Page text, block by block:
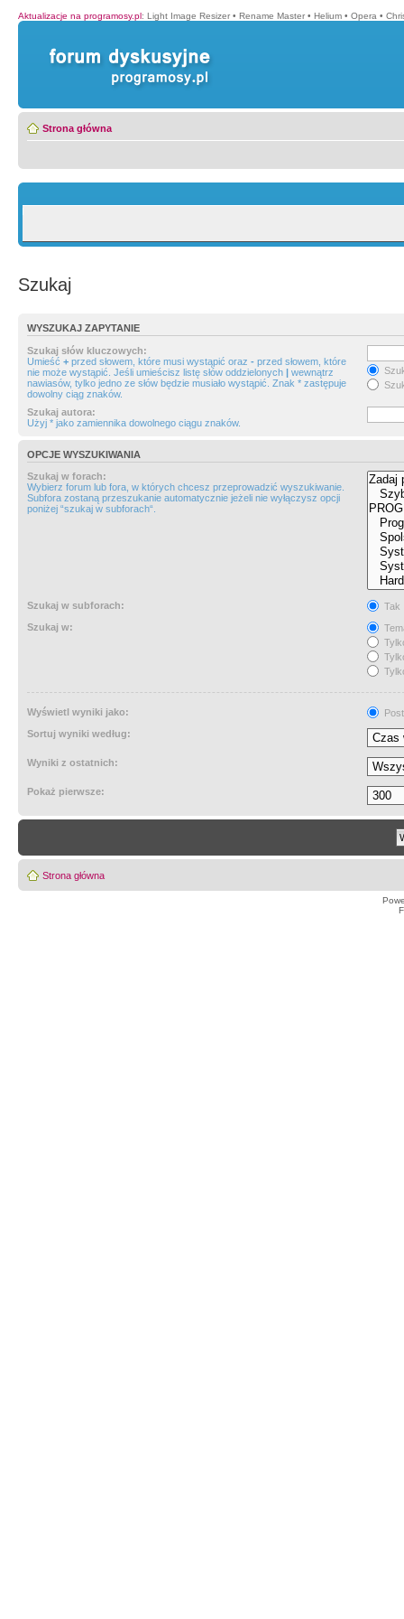
Aktualizacje na programosy.pl: Light Image Resizer • Rename Master • Helium • Opera •
Strona główna
Szukaj
WYSZUKAJ ZAPYTANIE
Szukaj słów kluczowych:
Umieść + przed słowem, które musi wystąpić oraz - przed słowem, które
nie może wystąpić. Jeśli umieścisz listę słów oddzielonych | wewnątrz
nawiasów, tylko jedno ze słów będzie musiało wystąpić. Znak * zastępuje
dowolny ciąg znaków.
Szukaj autora:
Użyj * jako zamiennika dowolnego ciągu znaków.
OPCJE WYSZUKIWANIA
Szukaj w forach:
Wybierz forum lub fora, w których chcesz przeprowadzić wyszukiwanie.
Subfora zostaną przeszukanie automatycznie jeżeli nie wyłączysz opcji
poniżej “szukaj w subforach“.
Szukaj w subforach:
Tak
Szukaj w:
Wyświetl wyniki jako:
Sortuj wyniki według:
Wyniki z ostatnich:
Pokaż pierwsze:
Strona główna